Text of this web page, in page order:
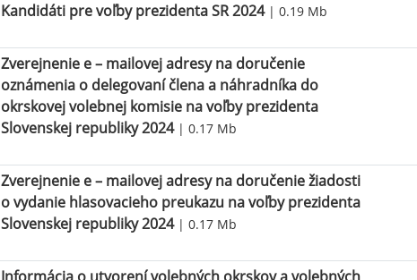
Kandidáti pre voľby prezidenta SR 2024| 0.19 Mb
Zverejnenie e – mailovej adresy na doručenie
oznámenia o delegovaní člena a náhradníka do
okrskovej volebnej komisie na voľby prezidenta
Slovenskej republiky 2024| 0.17 Mb
Zverejnenie e – mailovej adresy na doručenie žiadosti
o vydanie hlasovacieho preukazu na voľby prezidenta
Slovenskej republiky 2024| 0.17 Mb